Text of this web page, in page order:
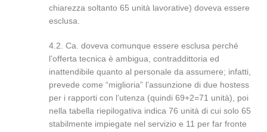
chiarezza soltanto 65 unità lavorative) doveva essere
esclusa.
4.2. Ca. doveva comunque essere esclusa perché
l’offerta tecnica è ambigua, contraddittoria ed
inattendibile quanto al personale da assumere; infatti,
prevede come “miglioria” l’assunzione di due hostess
per i rapporti con l’utenza (quindi 69+2=71 unità), poi
nella tabella riepilogativa indica 76 unità di cui solo 65
stabilmente impiegate nel servizio e 11 per far fronte